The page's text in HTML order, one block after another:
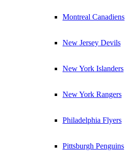
Montreal Canadiens
New Jersey Devils
New York Islanders
New York Rangers
Philadelphia Flyers
Pittsburgh Penguins